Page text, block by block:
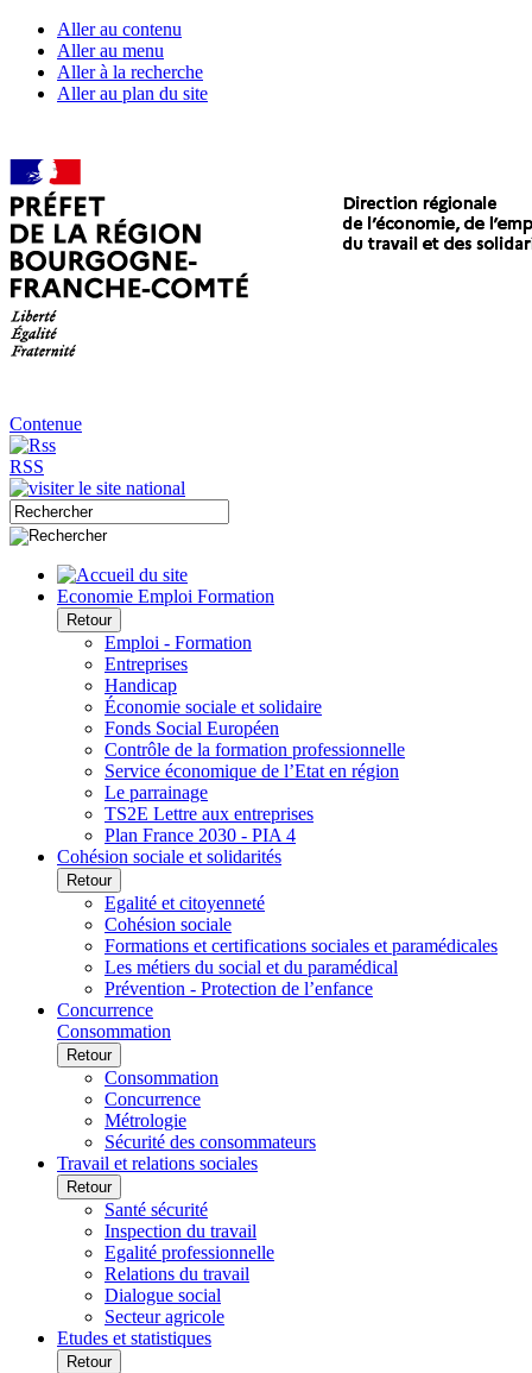
Aller au contenu
Aller au menu
Aller à la recherche
Aller au plan du site
Contenue
RSS
Economie Emploi Formation
Retour
Emploi - Formation
Entreprises
Handicap
Économie sociale et solidaire
Fonds Social Européen
Contrôle de la formation professionnelle
Service économique de l’Etat en région
Le parrainage
TS2E Lettre aux entreprises
Plan France 2030 - PIA 4
Cohésion sociale et solidarités
Retour
Egalité et citoyenneté
Cohésion sociale
Formations et certifications sociales et paramédicales
Les métiers du social et du paramédical
Prévention - Protection de l’enfance
Concurrence
Consommation
Retour
Consommation
Concurrence
Métrologie
Sécurité des consommateurs
Travail et relations sociales
Retour
Santé sécurité
Inspection du travail
Egalité professionnelle
Relations du travail
Dialogue social
Secteur agricole
Etudes et statistiques
Retour